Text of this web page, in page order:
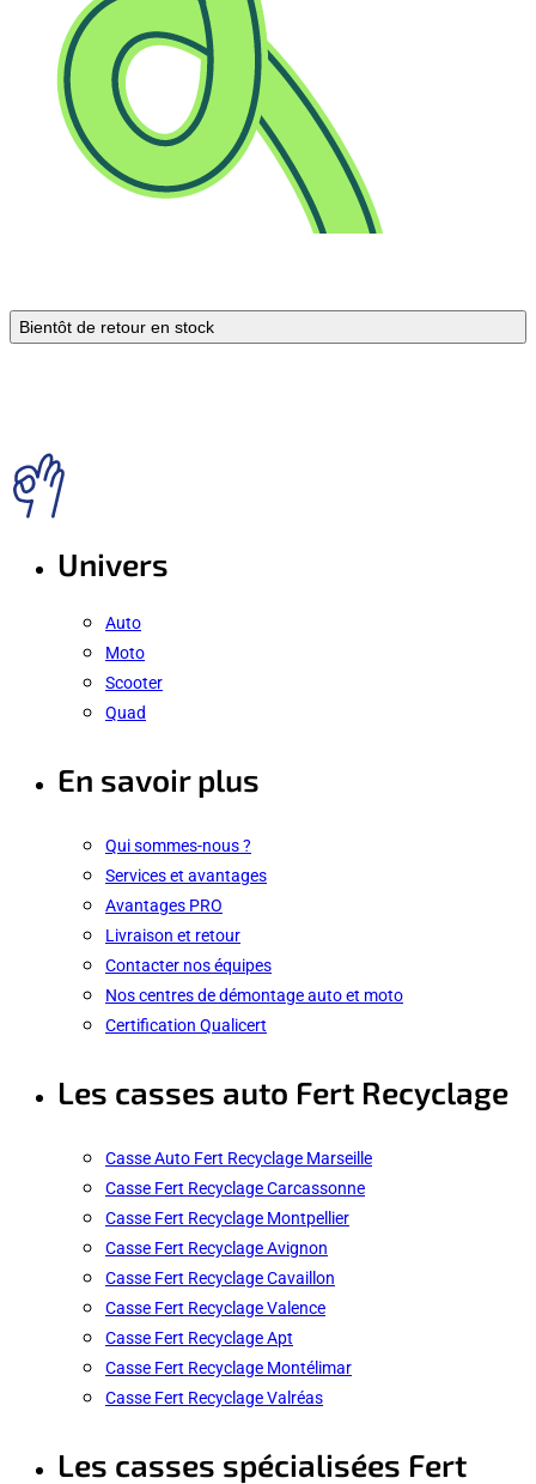
Bientôt de retour en stock
Univers
Auto
Moto
Scooter
Quad
En savoir plus
Qui sommes-nous ?
Services et avantages
Avantages PRO
Livraison et retour
Contacter nos équipes
Nos centres de démontage auto et moto
Certification Qualicert
Les casses auto Fert Recyclage
Casse Auto Fert Recyclage Marseille
Casse Fert Recyclage Carcassonne
Casse Fert Recyclage Montpellier
Casse Fert Recyclage Avignon
Casse Fert Recyclage Cavaillon
Casse Fert Recyclage Valence
Casse Fert Recyclage Apt
Casse Fert Recyclage Montélimar
Casse Fert Recyclage Valréas
Les casses spécialisées Fert